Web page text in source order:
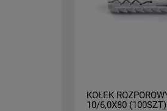
KOŁEK
10/6,0X80 (100SZT)